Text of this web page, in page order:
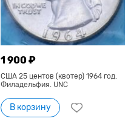
1 900 ₽
США 25 центов (квотер) 1964 год.
Филадельфия. UNC
В корзину